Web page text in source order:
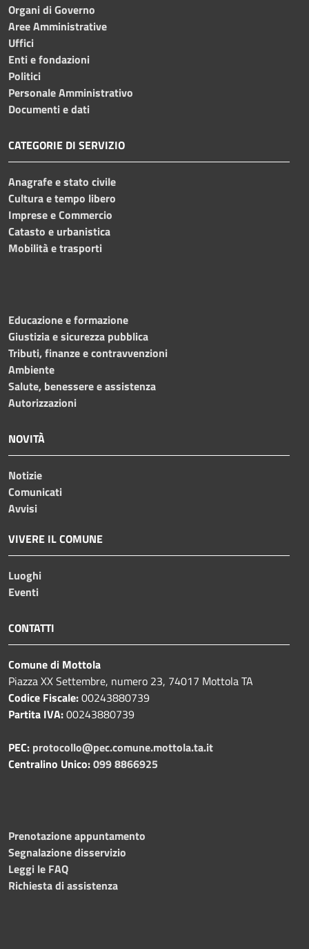
Organi di Governo
Aree Amministrative
Uffici
Enti e fondazioni
Politici
Personale Amministrativo
Documenti e dati
CATEGORIE DI SERVIZIO
Anagrafe e stato civile
Cultura e tempo libero
Imprese e Commercio
Catasto e urbanistica
Mobilità e trasporti
Educazione e formazione
Giustizia e sicurezza pubblica
Tributi, finanze e contravvenzioni
Ambiente
Salute, benessere e assistenza
Autorizzazioni
NOVITÀ
Notizie
Comunicati
Avvisi
VIVERE IL COMUNE
Luoghi
Eventi
CONTATTI
Comune di Mottola
Piazza XX Settembre, numero 23, 74017 Mottola TA
Codice Fiscale:00243880739
Partita IVA:00243880739
PEC: protocollo@pec.comune.mottola.ta.it
Centralino Unico:099 8866925
Prenotazione appuntamento
Segnalazione disservizio
Leggi le FAQ
Richiesta di assistenza